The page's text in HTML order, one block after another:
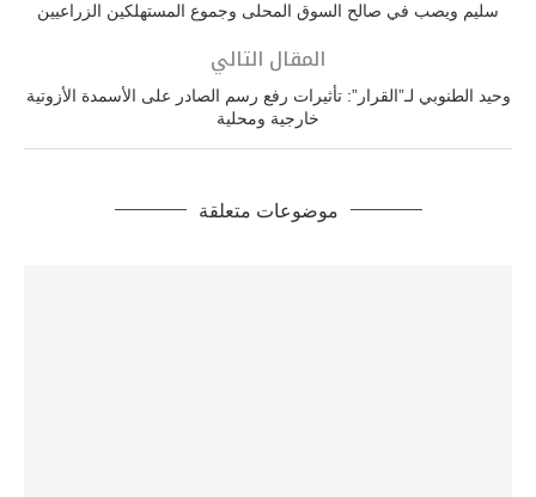
سليم ويصب في صالح السوق المحلى وجموع المستهلكين الزراعيين
المقال التالي
وحيد الطنوبي لـ”القرار”: تأثيرات رفع رسم الصادر على الأسمدة الأزوتية
خارجية ومحلية
موضوعات متعلقة